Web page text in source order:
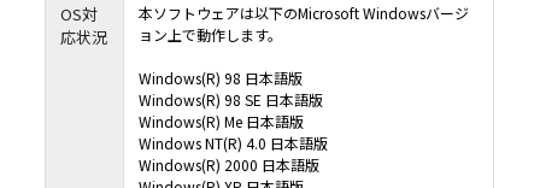
通常発生するものと考えられる損害（いわゆる通常損害）を超える損害については責
ん。
７．契約期間
7.1 お客様が、本ソフトウェアをダウンロード、インストール又は使用するという形
条項に同意した日が、本契約書の効力発生日となります。
7.2 お客様は、本ソフトウェアをアンインストールし、保有するすべての複製を破棄
って、いつでも本契約を終了させることができます。
7.3 村田機械は、お客様が本契約書の条項に違反した場合、何らの催告を要せず、い
を終了させることができます。本契約の終了時には、お客様は直ちに本ソフトウェア
トールしなければなりません。
８．準拠法
OS対
応状況
本ソフトウェアは以下のMicrosoft Windowsバージ
ョン上で動作します。
Windows(R) 98 日本語版
Windows(R) 98 SE 日本語版
Windows(R) Me 日本語版
Windows NT(R) 4.0 日本語版
Windows(R) 2000 日本語版